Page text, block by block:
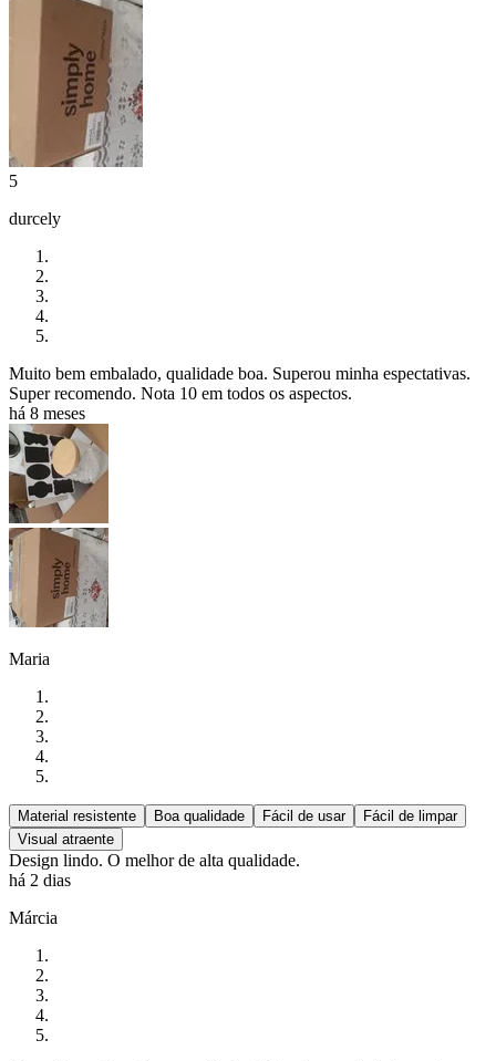
5
durcely
Muito bem embalado, qualidade boa. Superou minha espectativas.
Super recomendo. Nota 10 em todos os aspectos.
há 8 meses
Maria
Material resistente Boa qualidade Fácil de usar
Fácil de limpar
Visual atraente
Design lindo. O melhor de alta qualidade.
há 2 dias
Márcia